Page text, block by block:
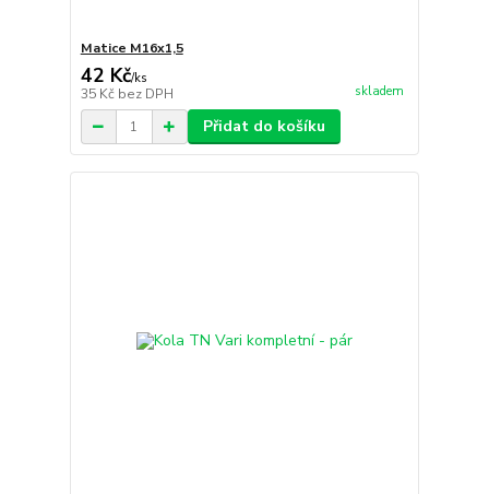
Matice M16x1,5
42 Kč/ks
35 Kč bez DPH skladem
Přidat do košíku